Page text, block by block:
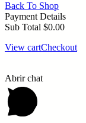
Back To Shop
Payment Details
Sub Total $0.00
View cartCheckout
Abrir chat